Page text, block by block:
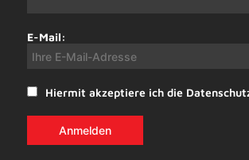
E-Mail:
Hiermit akzeptiere ich die